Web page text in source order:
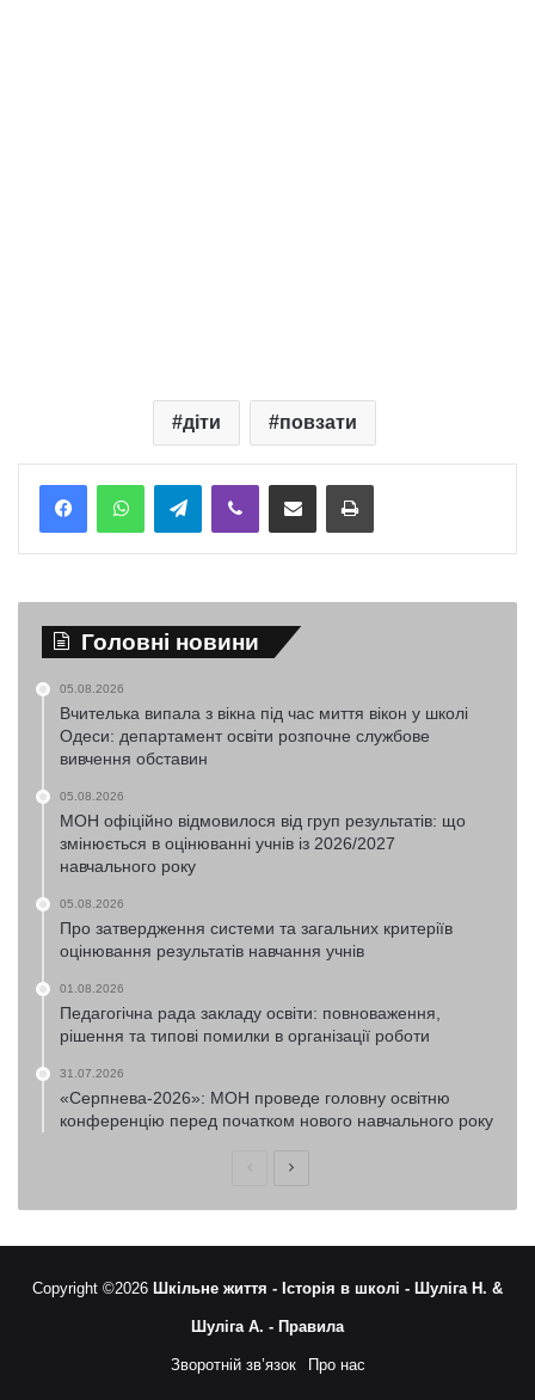
діти повзати
TelegramViber Надіслати електронною поштоюНадрукувати
Головні новини
05.08.2026
Вчителька випала з вікна під час миття вікон у школі
Одеси: департамент освіти розпочне службове
вивчення обставин
05.08.2026
МОН офіційно відмовилося від груп результатів: що
змінюється в оцінюванні учнів із 2026/2027
навчального року
05.08.2026
Про затвердження системи та загальних критеріїв
оцінювання результатів навчання учнів
01.08.2026
Педагогічна рада закладу освіти: повноваження,
рішення та типові помилки в організації роботи
31.07.2026
«Серпнева-2026»: МОН проведе головну освітню
конференцію перед початком нового навчального року
ПопередняНаступна
Copyright ©2026 Шкільне життя - Історія в школі - Шуліга Н. &
Шуліга А. - Правила
Зворотній зв’язок Про нас